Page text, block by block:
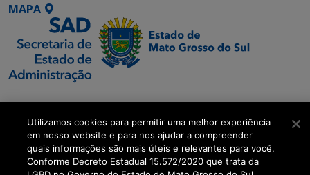
MAPA
SETDIG | Secretaria-
Executiva de
Transformação Digital
get_footer();
Utilizamos cookies para permitir uma melhor experiência
em nosso website e para nos ajudar a compreender
quais informações são mais úteis e relevantes para você.
Conforme Decreto Estadual 15.572/2020 que trata da